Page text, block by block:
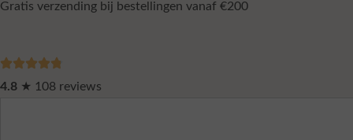
Gratis verzending bij bestellingen vanaf €200
4.8 ★ 108 reviews